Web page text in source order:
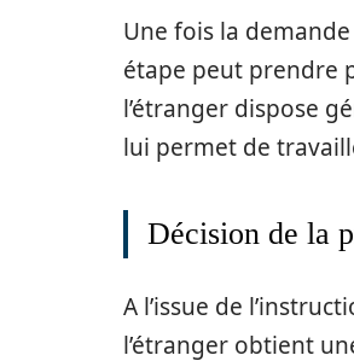
Une fois la
étape peut prendre
l’étranger dispose
lui permet de
Décision de la
A l’issue de
l’étranger obtient